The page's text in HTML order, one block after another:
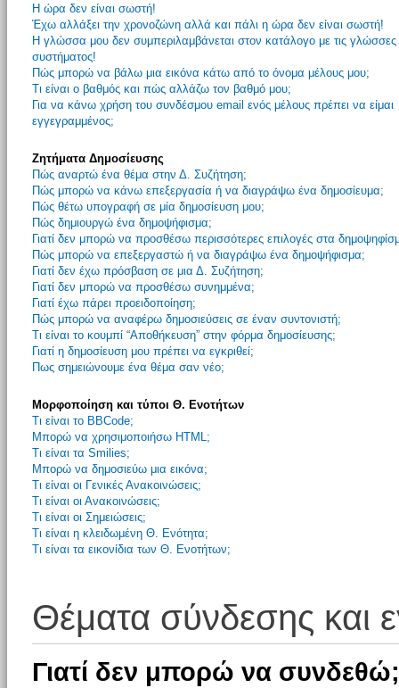
Η ώρα δεν είναι σωστή!
Έχω αλλάξει την χρονοζώνη αλλά και πάλι η ώρα δεν είναι σωστή!
Η γλώσσα μου δεν συμπεριλαμβάνεται στον κατάλογο με τις γλώσσες
συστήματος!
Πώς μπορώ να βάλω μια εικόνα κάτω από το όνομα μέλους μου;
Τι είναι ο βαθμός και πώς αλλάζω τον βαθμό μου;
Για να κάνω χρήση του συνδέσμου email ενός μέλους πρέπει να είμαι
εγγεγραμμένος;
Ζητήματα Δημοσίευσης
Πώς αναρτώ ένα θέμα στην Δ. Συζήτηση;
Πώς μπορώ να κάνω επεξεργασία ή να διαγράψω ένα δημοσίευμα;
Πώς θέτω υπογραφή σε μία δημοσίευση μου;
Πώς δημιουργώ ένα δημοψήφισμα;
Γιατί δεν μπορώ να προσθέσω περισσότερες επιλογές στα
Πώς μπορώ να επεξεργαστώ ή να διαγράψω ένα δημοψήφισμα;
Γιατί δεν έχω πρόσβαση σε μια Δ. Συζήτηση;
Γιατί δεν μπορώ να προσθέσω συνημμένα;
Γιατί έχω πάρει προειδοποίηση;
Πώς μπορώ να αναφέρω δημοσιεύσεις σε έναν συντονιστή;
Τι είναι το κουμπί “Αποθήκευση” στην φόρμα δημοσίευσης;
Γιατί η δημοσίευση μου πρέπει να εγκριθεί;
Πως σημειώνουμε ένα θέμα σαν νέο;
Μορφοποίηση και τύποι Θ. Ενοτήτων
Τι είναι το BBCode;
Μπορώ να χρησιμοποιήσω HTML;
Τι είναι τα Smilies;
Μπορώ να δημοσιεύω μια εικόνα;
Τι είναι οι Γενικές Ανακοινώσεις;
Τι είναι οι Ανακοινώσεις;
Τι είναι οι Σημειώσεις;
Τι είναι η κλειδωμένη Θ. Ενότητα;
Τι είναι τα εικονίδια των Θ. Ενοτήτων;
Θέματα σύνδεσης και
Γιατί δεν μπορώ να συνδεθώ;